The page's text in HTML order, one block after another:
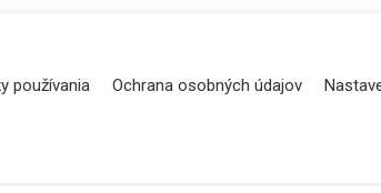
používania Ochrana osobných údajov